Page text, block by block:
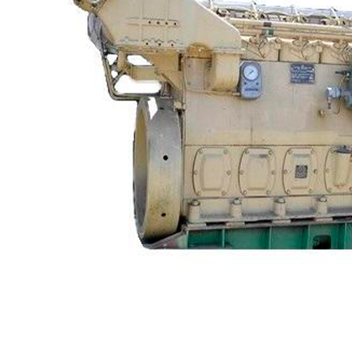
FTS-omsk@mail.ru
Судовая электрика и автоматика
Автоматические выключатели
Корректоры напряжения / Реле-регуляторы /
Реле зарядки РЛ-Н-1М (РЛ-2М)
Тахоментры
Преобразователи первичные
(тахогенераторы)
Трансформаторы
Щитовые приборы
Ампервольтметры / Вольтамперметры
Амперметры
Ваттметры
Вольтметры
Другие измерительные приборы
Мегаомметры
Омметры
Фазометры
Частотомеры